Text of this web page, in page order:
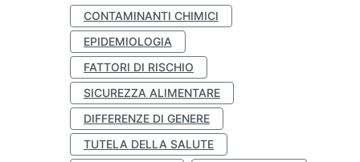
CONTAMINANTI CHIMICI
EPIDEMIOLOGIA
FATTORI DI RISCHIO
SICUREZZA ALIMENTARE
DIFFERENZE DI GENERE
TUTELA DELLA SALUTE